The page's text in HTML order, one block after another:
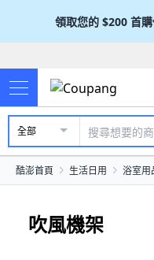
領取您的 $200 首
全部
酷澎首頁 生活日用 浴室用
吹風機架